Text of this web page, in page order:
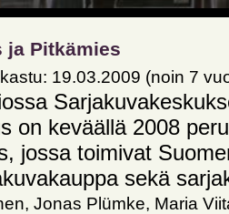
ja Pitkämies
19.03.2009 (noin 7
on keväällä 2008
jossa toimivat
sekä
Jonas Plümke, Maria